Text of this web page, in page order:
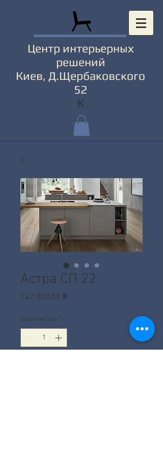
Центр интерьерных
решений
Киев, Д.Щербаковского
52
К
Астра СП 22
147 000,00 ₴Цена
Количество *